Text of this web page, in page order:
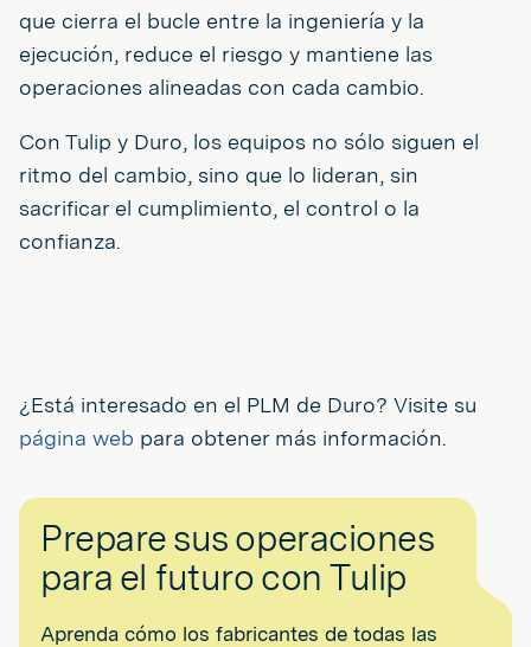
que cierra el bucle entre la ingeniería y la
ejecución, reduce el riesgo y mantiene las
operaciones alineadas con cada cambio.
Con Tulip y Duro, los equipos no sólo siguen el
ritmo del cambio, sino que lo lideran, sin
sacrificar el cumplimiento, el control o la
confianza.
¿Está interesado en el PLM de Duro? Visite su
página web para obtener más información.
Prepare sus operaciones
para el futuro con Tulip
Aprenda cómo los fabricantes de todas las